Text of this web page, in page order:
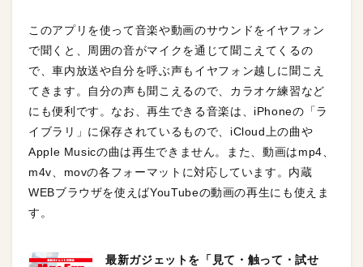
このアプリを使って音楽や動画のサウンドをイヤフォン
で聞くと、周囲の音がマイクを通じて聞こえてくるの
で、車内放送や自分を呼ぶ声もイヤフォン越しに聞こえ
てきます。自分の声も聞こえるので、カラオケ練習など
にも便利です。なお、再生できる音楽は、iPhoneの「ラ
イブラリ」に保存されているもので、iCloud上の曲や
Apple Musicの曲は再生できません。また、動画はmp4、
m4v、movの各フォーマットに対応しています。内蔵
WEBブラウザを使えばYouTubeの動画の再生にも使えま
す。
最新ガジェットを「見て・触って・試せ